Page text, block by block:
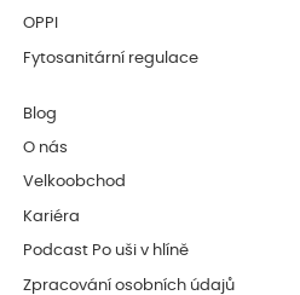
OPPI
Fytosanitární regulace
Blog
O nás
Velkoobchod
Kariéra
Podcast Po uši v hlíně
Zpracování osobních údajů